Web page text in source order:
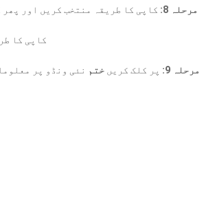
مرحلہ 8: کاپی کا طریقہ منتخب کریں اور پھر
مرحلہ 9: پر کلک کریں ختم نئی ونڈو پر